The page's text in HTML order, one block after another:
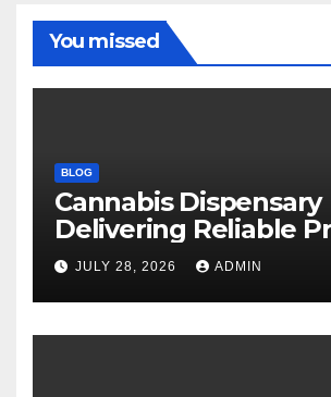
You missed
BLOG
Cannabis Dispensary
Delivering Reliable
Every Time
JULY 28, 2026 ADMIN